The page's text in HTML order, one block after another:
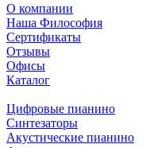
О компании
Наша Философия
Сертификаты
Отзывы
Офисы
Каталог
Цифровые пианино
Синтезаторы
Акустические пианино